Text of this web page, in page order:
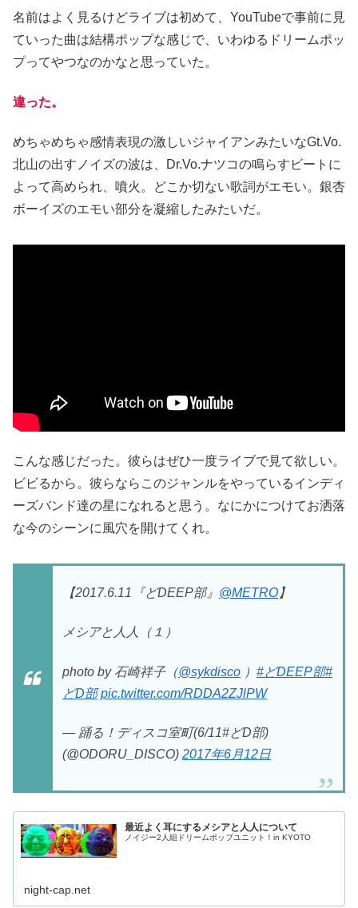
名前はよく見るけどライブは初めて、YouTubeで事前に見
ていった曲は結構ポップな感じで、いわゆるドリームポッ
プってやつなのかなと思っていた。
違った。
めちゃめちゃ感情表現の激しいジャイアンみたいなGt.Vo.
北山の出すノイズの波は、Dr.Vo.ナツコの鳴らすビートに
よって高められ、噴火。どこか切ない歌詞がエモい。銀杏
ボーイズのエモい部分を凝縮したみたいだ。
こんな感じだった。彼らはぜひ一度ライブで見て欲しい。
ビビるから。彼らならこのジャンルをやっているインディ
ーズバンド達の星になれると思う。なにかにつけてお洒落
な今のシーンに風穴を開けてくれ。
【2017.6.11『どDEEP部』 @METRO 】
メシアと人人（１）
photo by 石崎祥子（@sykdisco ） #どDEEP部#
どD部 pic.twitter.com/RDDA2ZJlPW
— 踊る！ディスコ室町(6/11#どD部)
(@ODORU_DISCO) 2017年6月12日
最近よく耳にするメシアと人人について
ノイジー2人組ドリームポップユニット！in KYOTO
night-cap.net